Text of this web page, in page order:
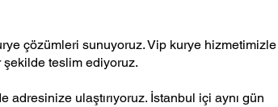
çözümleri sunuyoruz. Vip kurye hizmetimizle
şekilde teslim ediyoruz.
ulaştırıyoruz. İstanbul içi aynı gün